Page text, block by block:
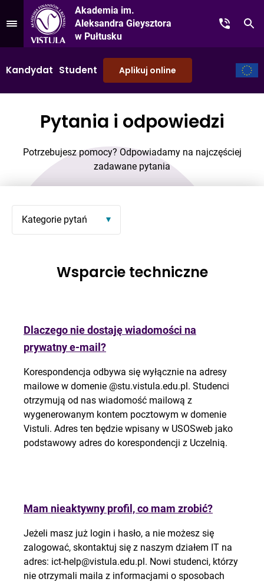
Przejdź do Menu
Akademia im.
Aleksandra Gieysztora
w Pułtusku
Kontakt
Kandydat Student Aplikuj online
Pytania i odpowiedzi
Potrzebujesz pomocy? Odpowiadamy na najczęściej
zadawane pytania
Wsparcie techniczne
Dlaczego nie dostaję wiadomości na
prywatny e-mail?
Korespondencja odbywa się wyłącznie na adresy
mailowe w domenie @stu.vistula.edu.pl. Studenci
otrzymują od nas wiadomość mailową z
wygenerowanym kontem pocztowym w domenie
Vistuli. Adres ten będzie wpisany w USOSweb jako
podstawowy adres do korespondencji z Uczelnią.
Mam nieaktywny profil, co mam zrobić?
Jeżeli masz już login i hasło, a nie możesz się
zalogować, skontaktuj się z naszym działem IT na
adres: ict-help@vistula.edu.pl. Nowi studenci, którzy
nie otrzymali maila z informacjami o sposobach
Kategorie pytań